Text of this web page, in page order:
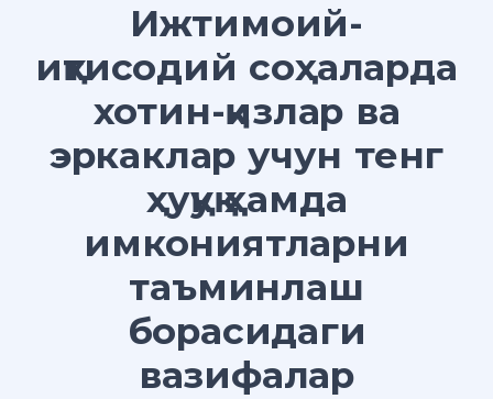
Ижтимоий-
иқтисодий соҳаларда
хотин-қизлар ва
эркаклар учун тенг
ҳуқуқ ҳамда
имкониятларни
таъминлаш
борасидаги
вазифалар